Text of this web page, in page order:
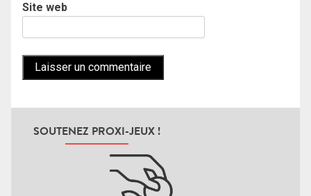
Site web
SOUTENEZ PROXI-JEUX !